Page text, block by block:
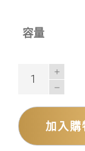
容量
加入購